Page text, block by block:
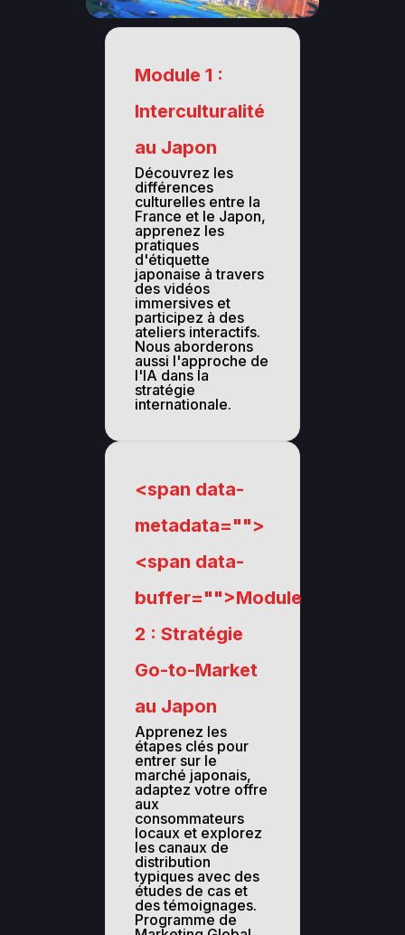
Module 1 :
Interculturalité
au Japon
Découvrez les
différences
culturelles entre la
France et le Japon,
apprenez les
pratiques
d'étiquette
japonaise à travers
des vidéos
immersives et
participez à des
ateliers interactifs.
Nous aborderons
aussi l'approche de
l'IA dans la
stratégie
internationale.
<span data-
metadata="">
<span data-
buffer="">Module
2 : Stratégie
Go-to-Market
au Japon
Apprenez les
étapes clés pour
entrer sur le
marché japonais,
adaptez votre offre
aux
consommateurs
locaux et explorez
les canaux de
distribution
typiques avec des
études de cas et
des témoignages.
Programme de